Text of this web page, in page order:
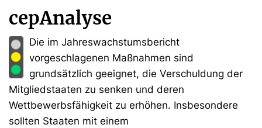
cepAnalyse
Die im Jahreswachstumsbericht
vorgeschlagenen Maßnahmen sind
grundsätzlich geeignet, die Verschuldung der
Mitgliedstaaten zu senken und deren
Wettbewerbsfähigkeit zu erhöhen. Insbesondere
sollten Staaten mit einem